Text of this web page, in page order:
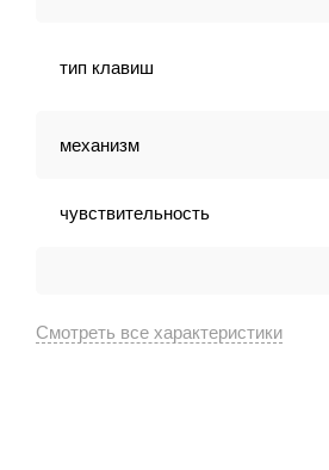
тип клавиш
механизм
чувствительность